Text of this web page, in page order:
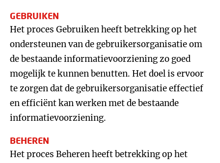
GEBRUIKEN
Het proces Gebruiken heeft betrekking op het
ondersteunen van de gebruikersorganisatie om
de bestaande informatievoorziening zo goed
mogelijk te kunnen benutten. Het doel is ervoor
te zorgen dat de gebruikersorganisatie effectief
en efficiënt kan werken met de bestaande
informatievoorziening.
BEHEREN
Het proces Beheren heeft betrekking op het